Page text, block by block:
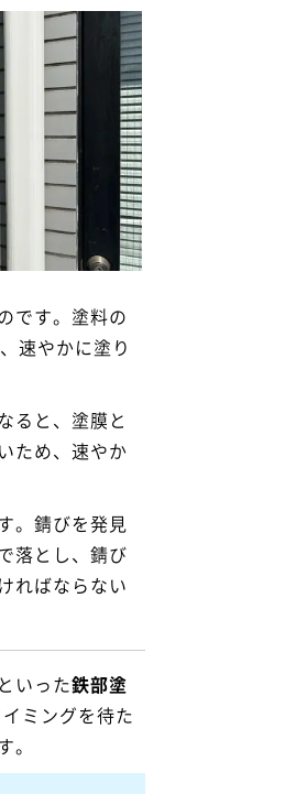
です。塗料の
速やかに塗り
ると、塗膜と
ため、速やか
。錆びを発見
落とし、錆び
ればならない
いった鉄部塗
ミングを待た
。